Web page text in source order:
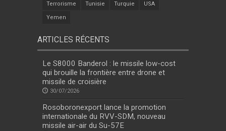
Terrorisme Tunisie Turquie USA
Yemen
ARTICLES RÉCENTS
Le S8000 Banderol : le missile low-cost
qui brouille la frontière entre drone et
missile de croisière
30/07/2026
Rosoboronexport lance la promotion
internationale du RVV-SDM, nouveau
missile air-air du Su-57E